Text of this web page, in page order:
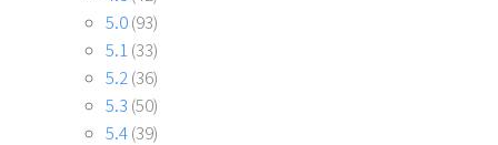
5.0(93)
5.1 (33)
5.2 (36)
5.3 (50)
5.4(39)